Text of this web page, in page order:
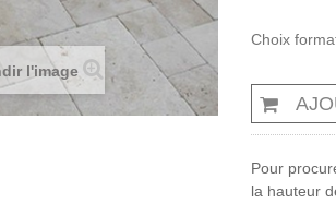
l'image
Choix
Pour
la hauteur